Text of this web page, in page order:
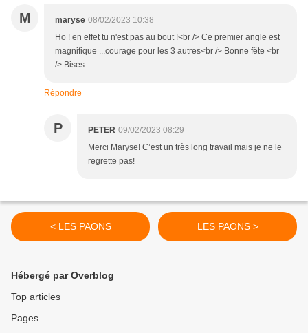
M maryse 08/02/2023 10:38
Ho ! en effet tu n'est pas au bout !<br /> Ce premier angle est
magnifique ...courage pour les 3 autres<br /> Bonne fête <br
/> Bises
Répondre
P PETER 09/02/2023 08:29
Merci Maryse! C’est un très long travail mais je ne le
regrette pas!
< LES PAONS LES PAONS >
Hébergé par Overblog
Top articles
Pages